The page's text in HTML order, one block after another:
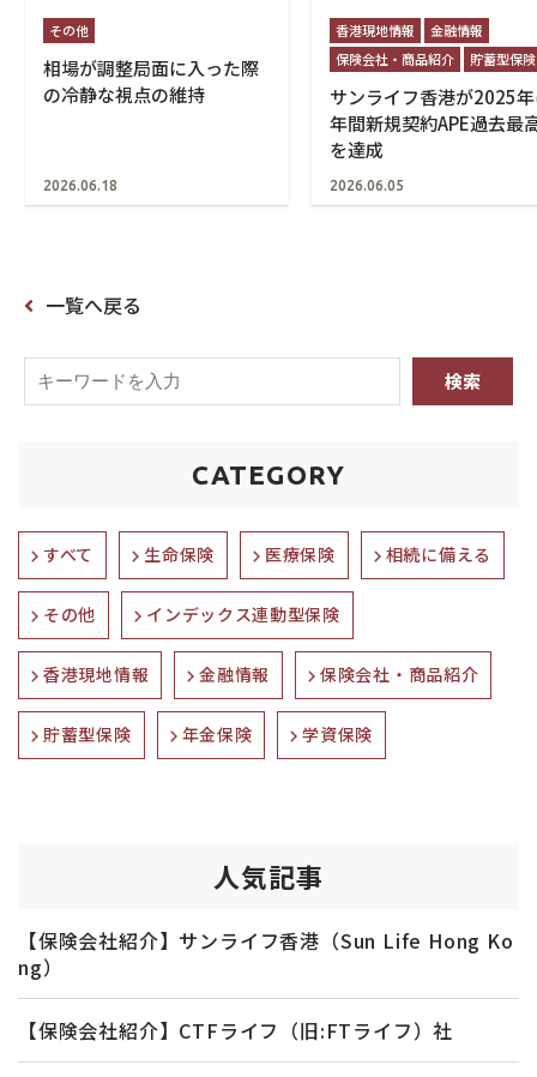
その他
相場が調整局面に入った際
の冷静な視点の維持
2026.06.18
香港現地情報
金融情報
保険会社・商品紹介
貯蓄型保険
サンライフ香港が2025
年間新規契約APE過去最
を達成
2026.06.05
一覧へ戻る
CATEGORY
すべて 生命保険 医療保険 相続に備える
その他 インデックス連動型保険
香港現地情報 金融情報 保険会社・商品紹介
貯蓄型保険 年金保険 学資保険
人気記事
【保険会社紹介】サンライフ香港（Sun Life Hong Ko
ng）
【保険会社紹介】CTFライフ（旧:FTライフ）社